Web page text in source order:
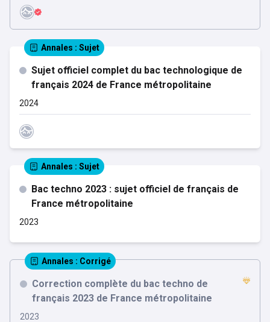
Annales : Sujet
Sujet officiel complet du bac technologique de
français 2024 de France métropolitaine
2024
Annales : Sujet
Bac techno 2023 : sujet officiel de français de
France métropolitaine
2023
Annales : Corrigé
Correction complète du bac techno de
français 2023 de France métropolitaine
2023